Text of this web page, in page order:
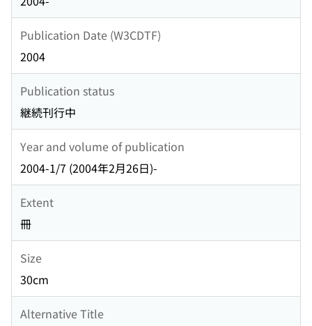
Publication Date (W3CDTF)
2004
Publication status
継続刊行中
Year and volume of publication
2004-1/7 (2004年2月26日)-
Extent
冊
Size
30cm
Alternative Title